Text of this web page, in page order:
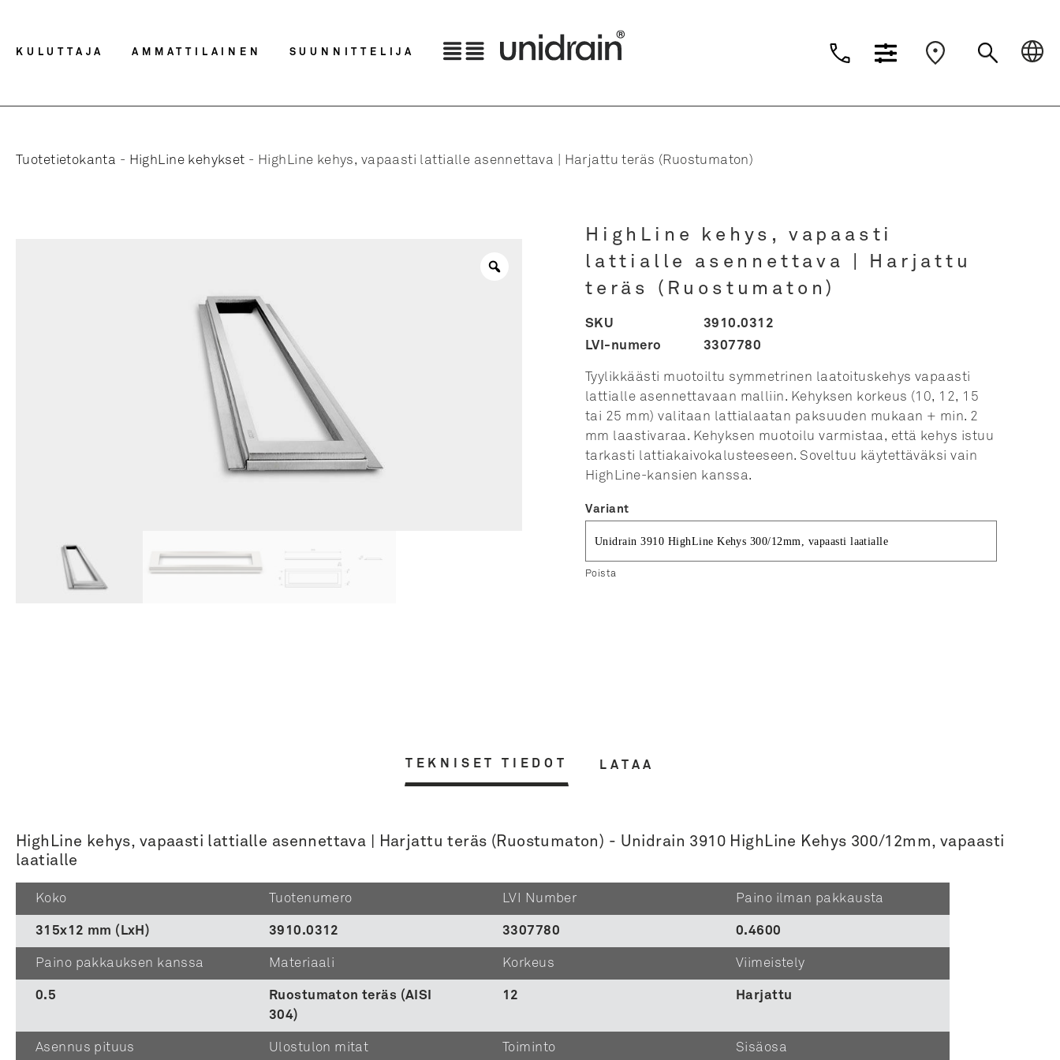
KULUTTAJA AMMATTILAINEN SUUNNITTELIJA Suomi
Nederlands
Tuotetietokanta - HighLine kehykset - HighLine kehys, vapaasti lattialle asennettava | Harjattu teräs (Ruostumaton)
HighLine kehys, vapaasti
lattialle asennettava | Harjattu
teräs (Ruostumaton)
SKU
3910.0312
LVI-numero
3307780
Tyylikkäästi muotoiltu symmetrinen laatoituskehys vapaasti
lattialle asennettavaan malliin. Kehyksen korkeus (10, 12, 15
tai 25 mm) valitaan lattialaatan paksuuden mukaan + min. 2
mm laastivaraa. Kehyksen muotoilu varmistaa, että kehys istuu
tarkasti lattiakaivokalusteeseen. Soveltuu käytettäväksi vain
HighLine-kansien kanssa.
Variant
Poista
TEKNISET TIEDOT LATAA
HighLine kehys, vapaasti lattialle asennettava | Harjattu teräs (Ruostumaton) - Unidrain 3910 HighLine Kehys 300/12mm, vapaasti
laatialle
Koko
315x12 mm (LxH)
Tuotenumero
3910.0312
LVI Number
3307780
Paino ilman pakkausta
0.4600
Paino pakkauksen kanssa
0.5
Materiaali
Ruostumaton teräs (AISI
304)
Korkeus
12
Viimeistely
Harjattu
Asennus pituus Ulostulon mitat Toiminto Sisäosa